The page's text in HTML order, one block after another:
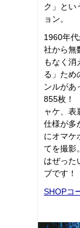
ク」とい
ョン。
1960年
社から無
もなく消
る」ため
ンルがあ
855枚！
ャケ、表
仕様が多
にオマケ
てを撮影
はぜった
ブです！
SHOPコ